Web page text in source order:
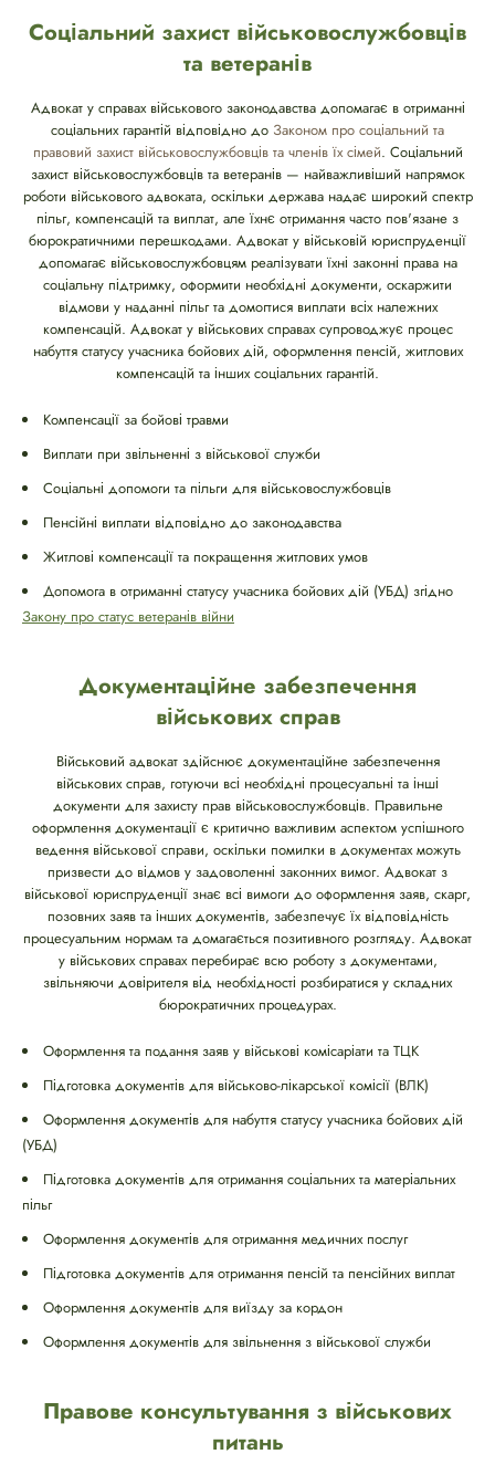
Соціальний захист військовослужбовців
та ветеранів
Адвокат у справах військового законодавства допомагає в отриманні
соціальних гарантій відповідно до Законом про соціальний та
правовий захист військовослужбовців та членів їх сімей. Соціальний
захист військовослужбовців та ветеранів — найважливіший напрямок
роботи військового адвоката, оскільки держава надає широкий спектр
пільг, компенсацій та виплат, але їхнє отримання часто пов'язане з
бюрократичними перешкодами. Адвокат у військовій юриспруденції
допомагає військовослужбовцям реалізувати їхні законні права на
соціальну підтримку, оформити необхідні документи, оскаржити
відмови у наданні пільг та домогтися виплати всіх належних
компенсацій. Адвокат у військових справах супроводжує процес
набуття статусу учасника бойових дій, оформлення пенсій, житлових
компенсацій та інших соціальних гарантій.
Компенсації за бойові травми
Виплати при звільненні з військової служби
Соціальні допомоги та пільги для військовослужбовців
Пенсійні виплати відповідно до законодавства
Житлові компенсації та покращення житлових умов
Допомога в отриманні статусу учасника бойових дій (УБД) згідно
Закону про статус ветеранів війни
Документаційне забезпечення
військових справ
Військовий адвокат здійснює документаційне забезпечення
військових справ, готуючи всі необхідні процесуальні та інші
документи для захисту прав військовослужбовців. Правильне
оформлення документації є критично важливим аспектом успішного
ведення військової справи, оскільки помилки в документах можуть
призвести до відмов у задоволенні законних вимог. Адвокат з
військової юриспруденції знає всі вимоги до оформлення заяв, скарг,
позовних заяв та інших документів, забезпечує їх відповідність
процесуальним нормам та домагається позитивного розгляду. Адвокат
у військових справах перебирає всю роботу з документами,
звільняючи довірителя від необхідності розбиратися у складних
бюрократичних процедурах.
Оформлення та подання заяв у військові комісаріати та ТЦК
Підготовка документів для військово-лікарської комісії (ВЛК)
Оформлення документів для набуття статусу учасника бойових дій
(УБД)
Підготовка документів для отримання соціальних та матеріальних
пільг
Оформлення документів для отримання медичних послуг
Підготовка документів для отримання пенсій та пенсійних виплат
Оформлення документів для виїзду за кордон
Оформлення документів для звільнення з військової служби
Правове консультування з військових
питань